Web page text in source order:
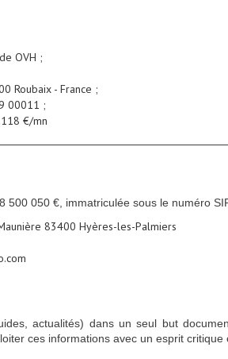
OVH ;
Roubaix - France ;
00011 ;
€/mn
500 050 €, immatriculée sous le numéro
83400 Hyères-les-Palmiers
actualités) dans un seul but
ces informations avec un esprit critique